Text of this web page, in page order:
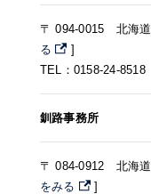
〒 094-0015 北海
る
]
TEL：0158-24-
釧路事務所
〒 084-0912 北海
をみる
]